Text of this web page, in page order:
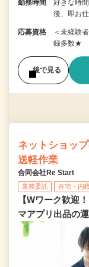
勤務時間
好きな時
後、即お
応募資格
＜未経験
録多数★ ※
後で見る
ネットショッ
送軽作業
合同会社Re Start
業務委託 在宅・内
【Wワーク歓迎
マアプリ出品の